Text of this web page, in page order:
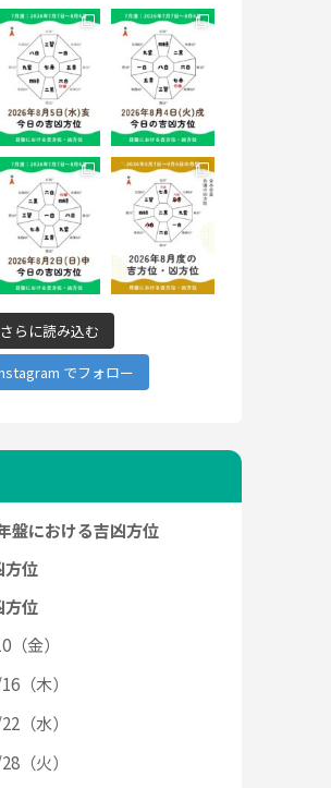
さらに読み込む
でフォロー
盤における吉凶方位
方位
方位
金）
（木）
（水）
（火）